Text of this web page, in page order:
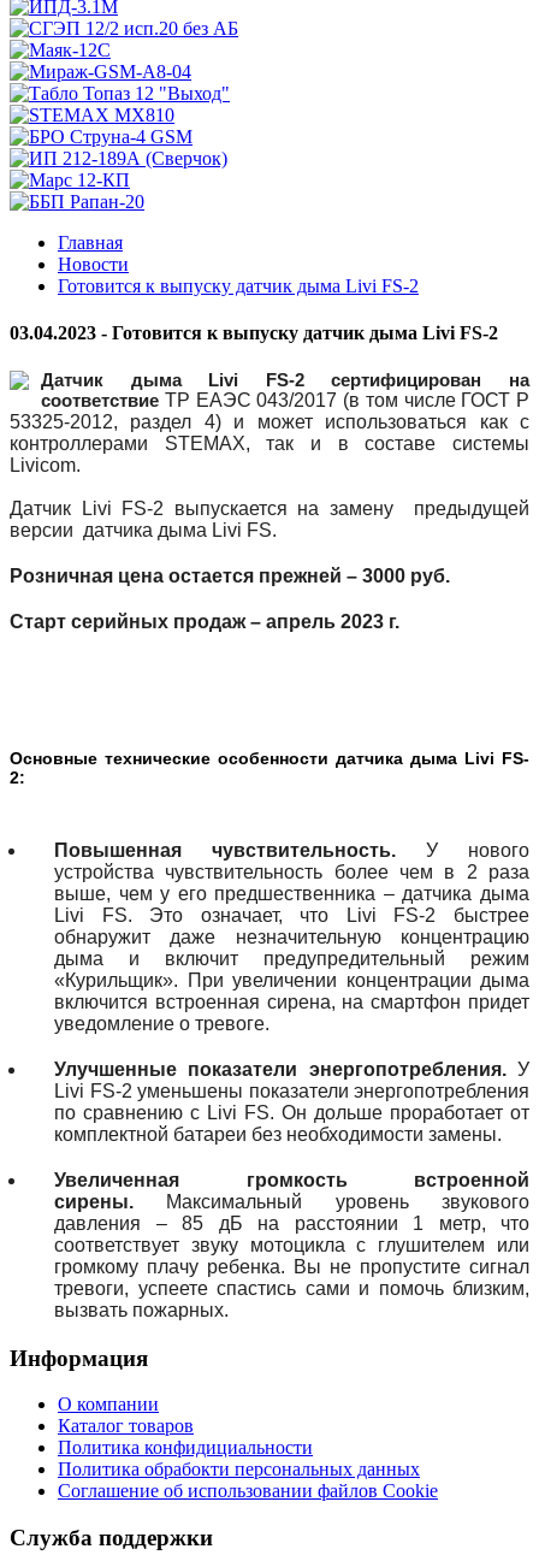
Главная
Новости
Готовится к выпуску датчик дыма Livi FS-2
03.04.2023 - Готовится к выпуску датчик дыма Livi FS-2
Датчик дыма Livi FS-2
сертифицирован на
соответствие ТР ЕАЭС 043/2017 (в том числе ГОСТ Р
53325-2012, раздел 4) и может использоваться как с
контроллерами STEMAX, так и в составе системы
Livicom.
Датчик Livi FS-2 выпускается на замену предыдущей
версии датчика дыма Livi FS.
Розничная цена остается прежней – 3000 руб.
Старт серийных продаж – апрель 2023 г.
Основные технические особенности датчика дыма Livi FS-
2:
Повышенная чувствительность. У нового
устройства чувствительность более чем в 2 раза
выше, чем у его предшественника – датчика дыма
Livi FS. Это означает, что Livi FS-2 быстрее
обнаружит даже незначительную концентрацию
дыма и включит предупредительный режим
«Курильщик». При увеличении концентрации дыма
включится встроенная сирена, на смартфон придет
уведомление о тревоге.
Улучшенные показатели энергопотребления. У
Livi FS-2 уменьшены показатели энергопотребления
по сравнению с Livi FS. Он дольше проработает от
комплектной батареи без необходимости замены.
Увеличенная громкость встроенной
сирены. Максимальный уровень звукового
давления – 85 дБ на расстоянии 1 метр, что
соответствует звуку мотоцикла с глушителем или
громкому плачу ребенка. Вы не пропустите сигнал
тревоги, успеете спастись сами и помочь близким,
вызвать пожарных.
Информация
О компании
Каталог товаров
Политика конфидициальности
Политика обрабокти персональных данных
Соглашение об использовании файлов Cookie
Служба поддержки